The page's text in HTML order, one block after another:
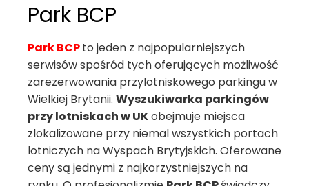
Park BCP
Park BCPto jeden z najpopularniejszych
serwisów spośród tych oferujących możliwość
zarezerwowania przylotniskowego parkingu w
Wielkiej Brytanii. Wyszukiwarka parkingów
przy lotniskach w UKobejmuje miejsca
zlokalizowane przy niemal wszystkich portach
lotniczych na Wyspach Brytyjskich. Oferowane
ceny są jednymi z najkorzystniejszych na